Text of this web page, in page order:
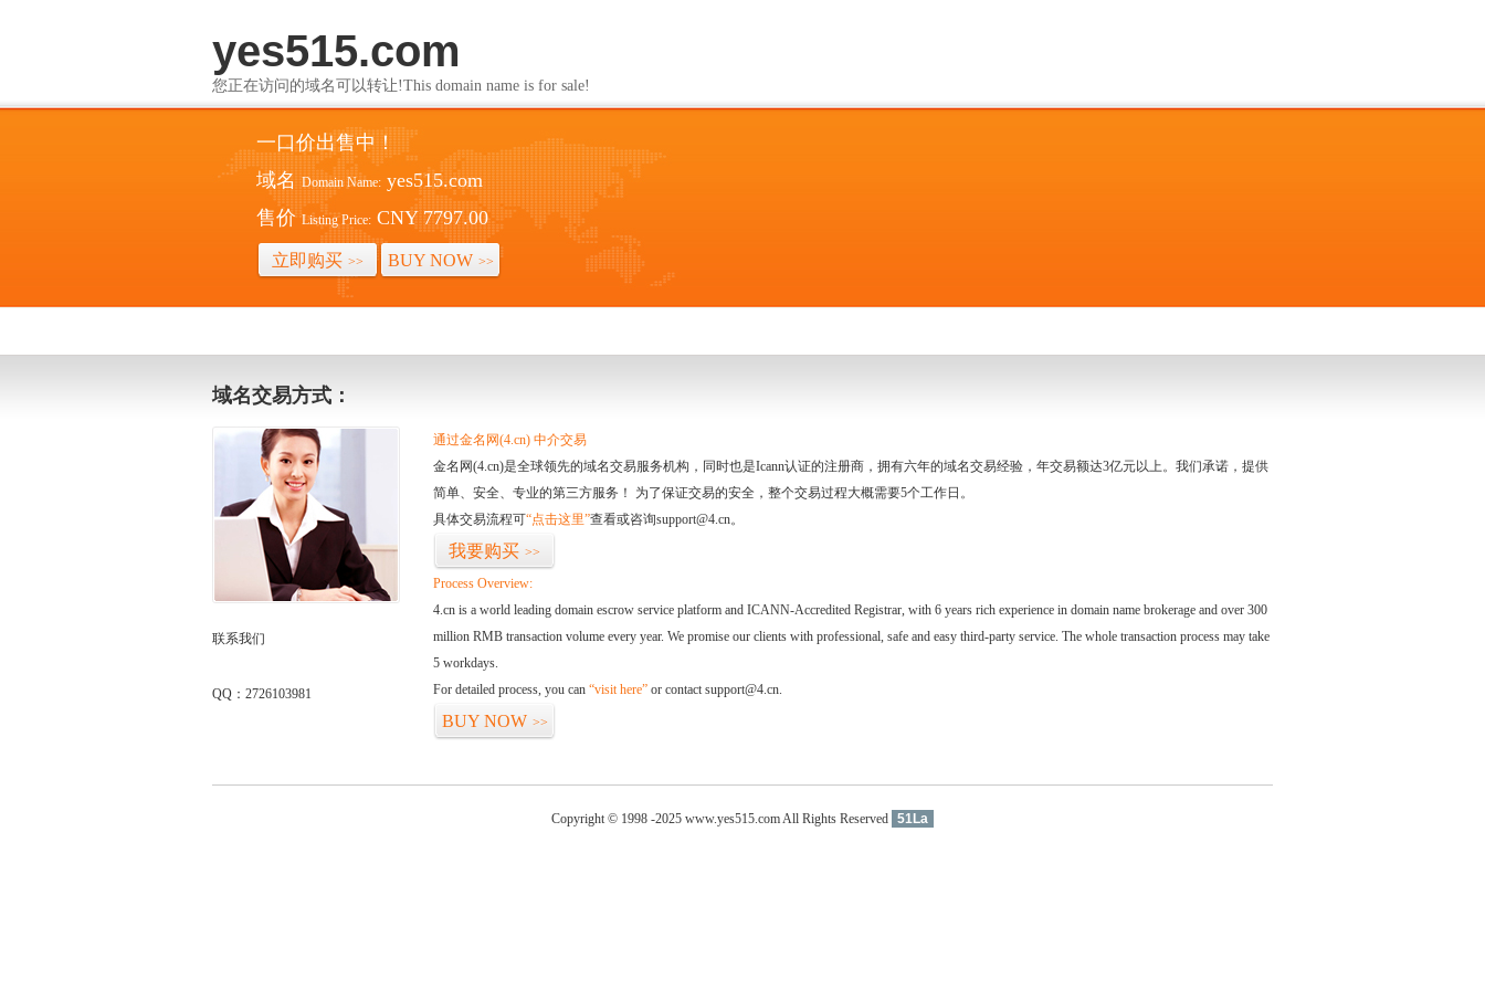
yes515.com
您正在访问的域名可以转让!This domain name is for sale!
一口价出售中！
域名 Domain Name: yes515.com
售价 Listing Price: CNY 7797.00
立即购买 >> BUY NOW >>
域名交易方式：
联系我们
QQ：2726103981
通过金名网(4.cn) 中介交易
金名网(4.cn)是全球领先的域名交易服务机构，同时也是Icann认证的注册商，拥有六年的域名交易经验，年交易额达3亿元以上。我们承诺，提供
简单、安全、专业的第三方服务！ 为了保证交易的安全，整个交易过程大概需要5个工作日。
具体交易流程可“点击这里”查看或咨询support@4.cn。
我要购买 >>
Process Overview:
4.cn is a world leading domain escrow service platform and ICANN-Accredited Registrar, with 6 years rich experience in domain name brokerage and over 300
million RMB transaction volume every year. We promise our clients with professional, safe and easy third-party service. The whole transaction process may take
5 workdays.
For detailed process, you can “visit here” or contact support@4.cn.
BUY NOW >>
Copyright © 1998 -2025 www.yes515.com All Rights Reserved 51La